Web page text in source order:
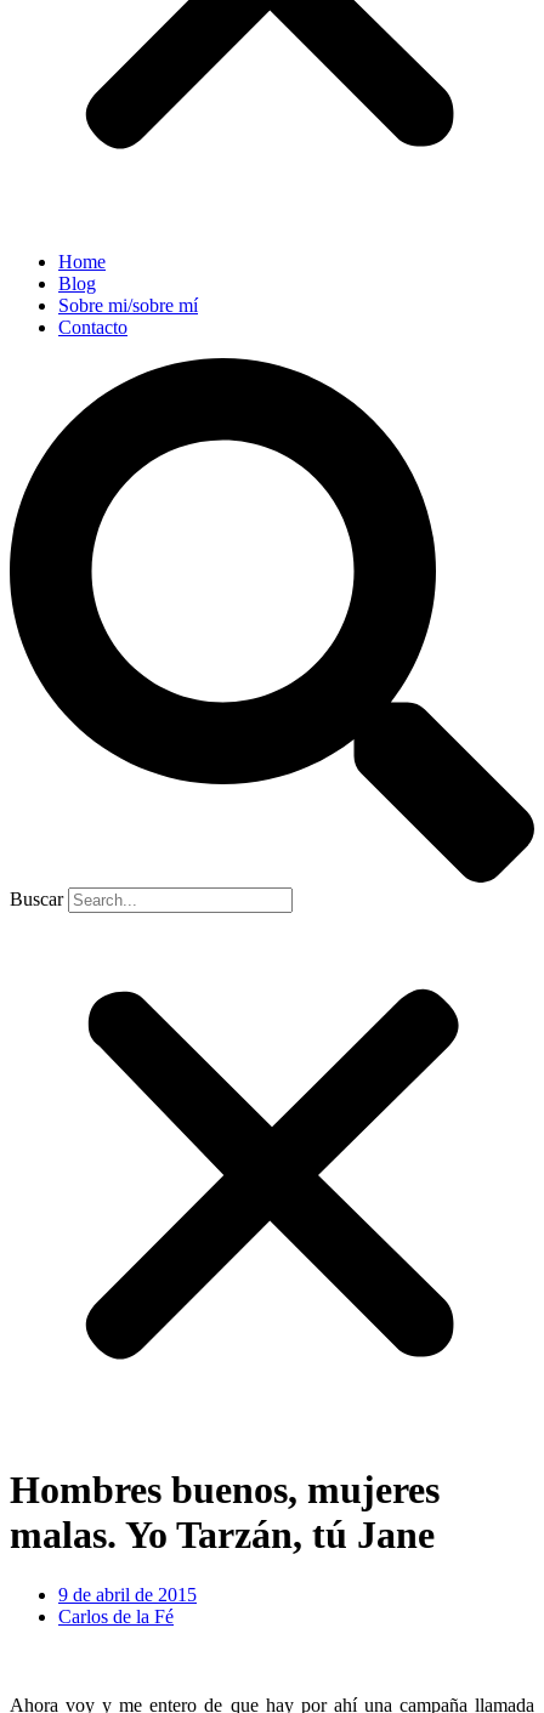
Home
Blog
Sobre mi/sobre mí
Contacto
Buscar
Hombres buenos, mujeres
malas. Yo Tarzán, tú Jane
9 de abril de 2015
Carlos de la Fé
Ahora voy y me entero de que hay por ahí una campaña llamada